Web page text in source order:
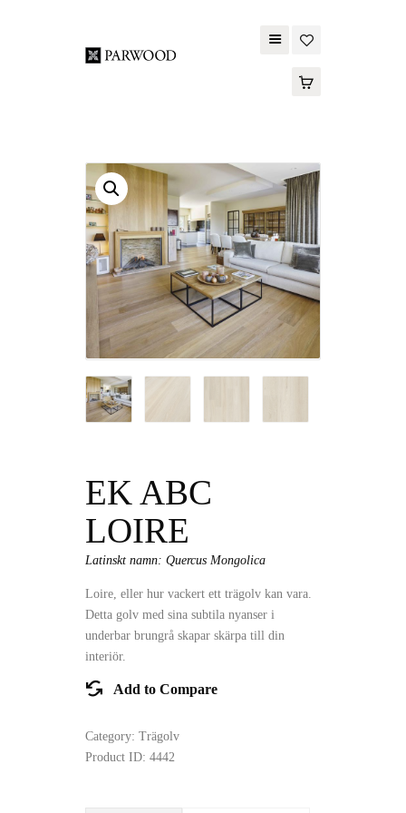
PARWOOD
CONTACT US
WOOD FLOORING
SPC FLOORING
ACOUSTIC PANELS
OUTDOOR DECKING
MAINTENANCE
PRODUCT
ACCESSORIES
EK ABC
LOIRE
Latinskt namn: Quercus Mongolica
Loire, eller hur vackert ett trägolv kan vara.
Detta golv med sina subtila nyanser i
underbar brungrå skapar skärpa till din
interiör.
Add to Compare
Category: Trägolv
Product ID: 4442